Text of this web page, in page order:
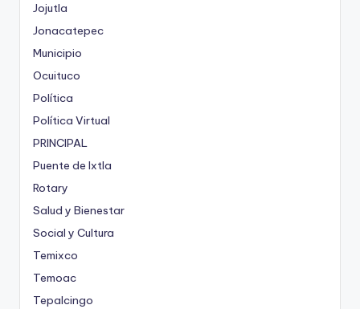
Jojutla
Jonacatepec
Municipio
Ocuituco
Política
Política Virtual
PRINCIPAL
Puente de Ixtla
Rotary
Salud y Bienestar
Social y Cultura
Temixco
Temoac
Tepalcingo